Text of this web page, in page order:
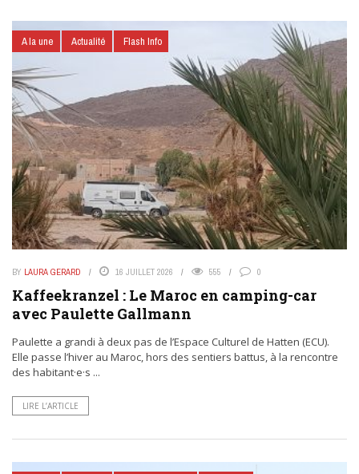
A la une Actualité Flash Info
BY LAURA GERARD 16 JUILLET 2026 555 0
Kaffeekranzel : Le Maroc en camping-car
avec Paulette Gallmann
Paulette a grandi à deux pas de l’Espace Culturel de Hatten (ECU).
Elle passe l’hiver au Maroc, hors des sentiers battus, à la rencontre
des habitant·e·s ...
LIRE L’ARTICLE